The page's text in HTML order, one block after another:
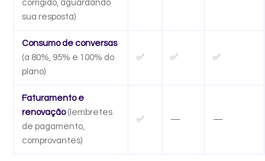
corrigido, aguardando
sua resposta)
Consumo de conversas
(a 80%, 95% e 100% do
plano)
✅ ✅ ✅
Faturamento e
renovação(lembretes
de pagamento,
comprovantes)
✅ — —